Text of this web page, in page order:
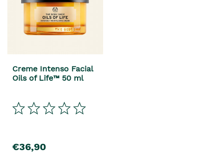
Creme Intenso Facial
Oils of Life™ 50 ml
€36,90